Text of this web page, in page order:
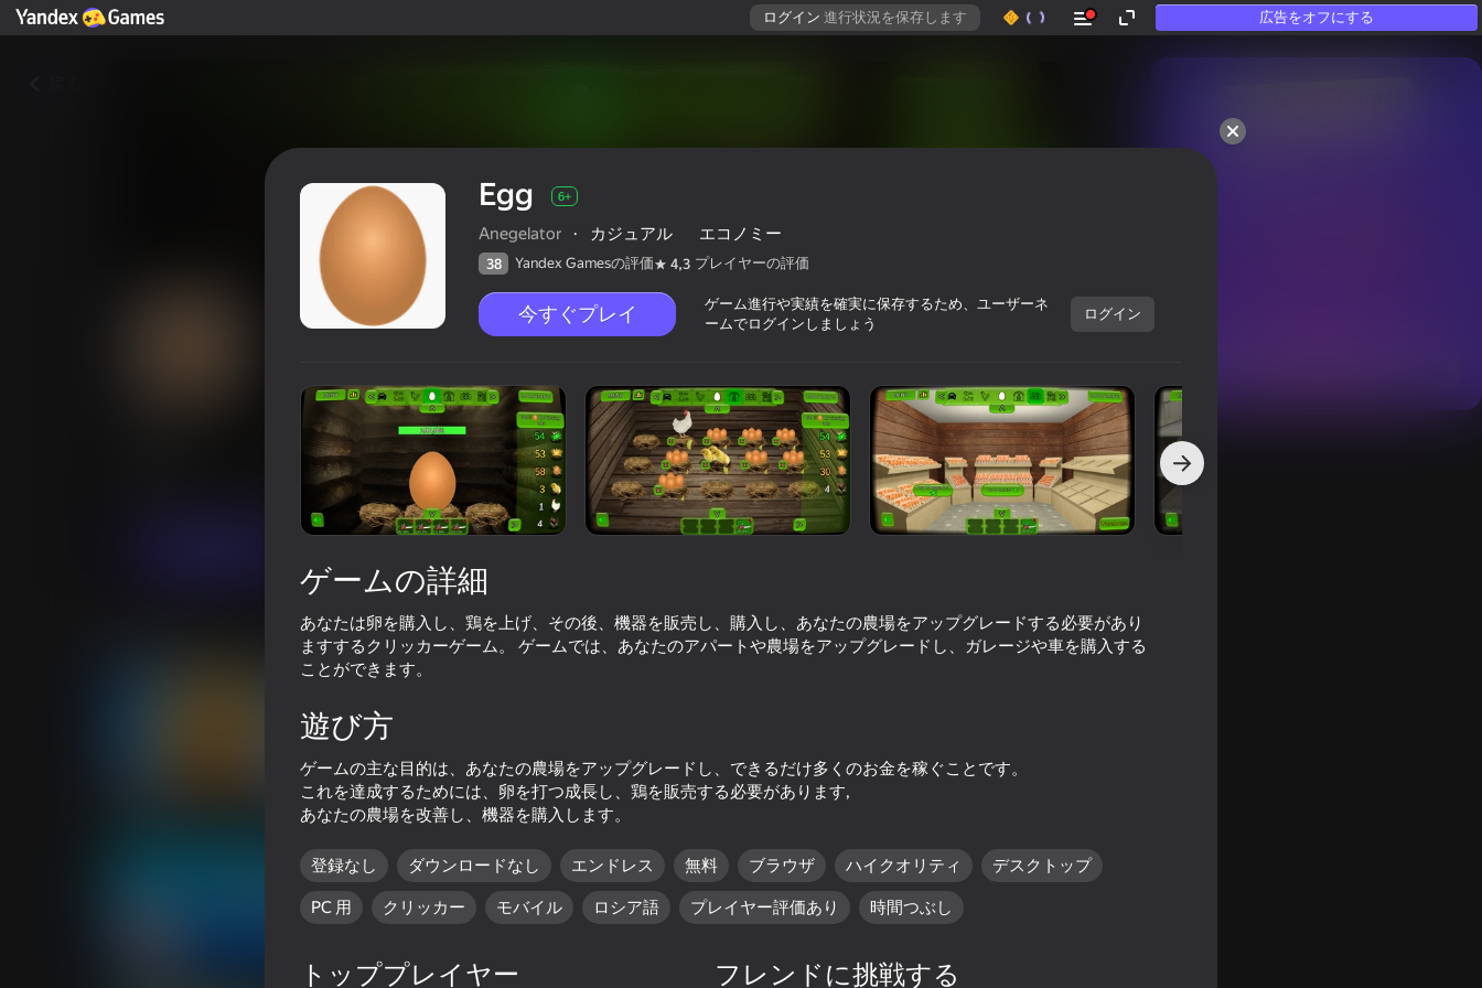
ログイン 進行状況を保存します 広告をオフにする
50以上のトップゲーム。
Yandex Gamesの評価 プレイヤーの評価 6+
エコノミー Anegelator
75
Cookie Clicker Old
63
Gliding over Dunes
43
Egg 6+
Anegelator · カジュアル エコノミー
38 Yandex Gamesの評価 4,3 プレイヤーの評価
今すぐプレイ
ゲーム進行や実績を確実に保存するため、ユーザーネ
ームでログインしましょう
ログイン
ゲームの詳細
あなたは卵を購入し、鶏を上げ、その後、機器を販売し、購入し、あなたの農場をアップグレードする必要があり
ますするクリッカーゲーム。 ゲームでは、あなたのアパートや農場をアップグレードし、ガレージや車を購入する
ことができます。
遊び方
ゲームの主な目的は、あなたの農場をアップグレードし、できるだけ多くのお金を稼ぐことです。
これを達成するためには、卵を打つ成長し、鶏を販売する必要があります,
あなたの農場を改善し、機器を購入します。
登録なし ダウンロードなし エンドレス 無料 ブラウザ ハイクオリティ デスクトップ
PC 用 クリッカー モバイル ロシア語 プレイヤー評価あり 時間つぶし
トッププレイヤー フレンドに挑戦する